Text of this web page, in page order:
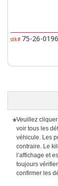
stk# 75-26-
*Veuillez
voir tous les
véhicule. Les
contraire. Le
l’affichage et
toujours
confirmer les